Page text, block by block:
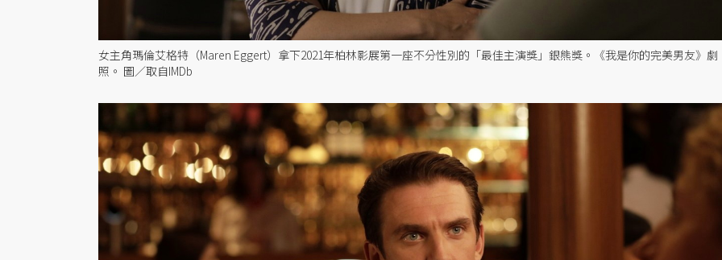
女主角瑪倫艾格特（Maren Eggert）拿下2021年柏林影展第一座不分性別的「最佳主演獎」銀熊獎。《我是你的完美男友》劇
照。 圖／取自IMDb